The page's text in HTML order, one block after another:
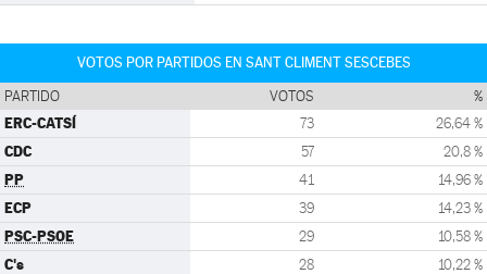
VOTOS POR PARTIDOS EN SANT CLIMENT SESCEBES
PARTIDO VOTOS %
ERC-CATSÍ 73 26,64 %
CDC 57 20,8 %
PP 41 14,96 %
ECP 39 14,23 %
PSC-PSOE 29 10,58 %
C's 28 10,22 %